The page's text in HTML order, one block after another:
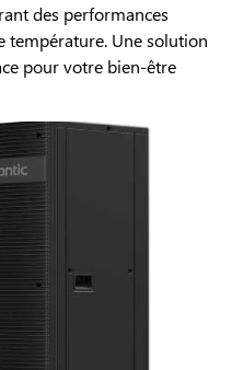
des performances
température. Une solution
pour votre bien-être